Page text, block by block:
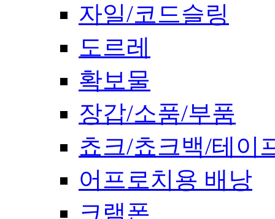
자일/코드슬링
도르레
확보물
장갑/소품/부품
쵸크/쵸크백/테이
어프로치용 배낭
크램폰